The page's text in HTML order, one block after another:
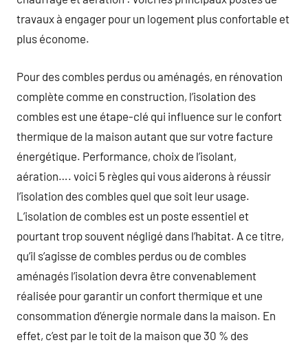
travaux à engager pour un logement plus confortable et
plus économe.
Pour des combles perdus ou aménagés, en rénovation
complète comme en construction, l’isolation des
combles est une étape-clé qui influence sur le confort
thermique de la maison autant que sur votre facture
énergétique. Performance, choix de l’isolant,
aération…. voici 5 règles qui vous aiderons à réussir
l’isolation des combles quel que soit leur usage.
L’isolation de combles est un poste essentiel et
pourtant trop souvent négligé dans l’habitat. A ce titre,
qu’il s’agisse de combles perdus ou de combles
aménagés l’isolation devra être convenablement
réalisée pour garantir un confort thermique et une
consommation d’énergie normale dans la maison. En
effet, c’est par le toit de la maison que 30 % des